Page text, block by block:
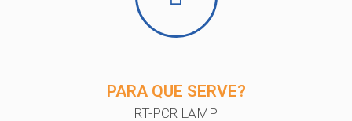
PARA QUE SERVE?
RT-PCR LAMP